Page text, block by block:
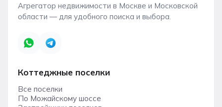
Агрегатор недвижимости в Москве и Московской
области — для удобного поиска и выбора.
Коттеджные поселки
Все поселки
По Можайскому шоссе